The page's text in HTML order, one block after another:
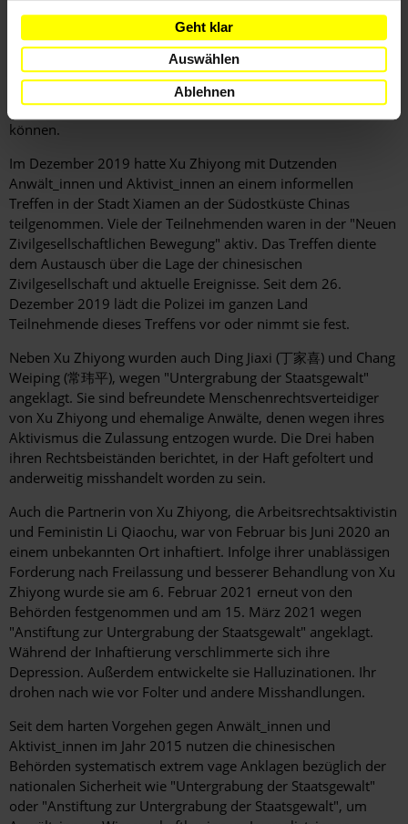
Geht klar
Auswählen
Ablehnen
während der "Überwachung an einem dafür bestimmten Ort"
behandelt wurde. Er sei über eine Woche lang mehr als zehn
Stunden am Tag an einen Eisenstuhl gefesselt gewesen, wobei
seine Gliedmaßen fixiert wurden. Während er gefesselt war,
sei er sehr erschöpft gewesen und habe nur schwer atmen
können.
Im Dezember 2019 hatte Xu Zhiyong mit Dutzenden
Anwält_innen und Aktivist_innen an einem informellen
Treffen in der Stadt Xiamen an der Südostküste Chinas
teilgenommen. Viele der Teilnehmenden waren in der "Neuen
Zivilgesellschaftlichen Bewegung" aktiv. Das Treffen diente
dem Austausch über die Lage der chinesischen
Zivilgesellschaft und aktuelle Ereignisse. Seit dem 26.
Dezember 2019 lädt die Polizei im ganzen Land
Teilnehmende dieses Treffens vor oder nimmt sie fest.
Neben Xu Zhiyong wurden auch Ding Jiaxi (丁家喜) und Chang
Weiping (常玮平), wegen "Untergrabung der Staatsgewalt"
angeklagt. Sie sind befreundete Menschenrechtsverteidiger
von Xu Zhiyong und ehemalige Anwälte, denen wegen ihres
Aktivismus die Zulassung entzogen wurde. Die Drei haben
ihren Rechtsbeiständen berichtet, in der Haft gefoltert und
anderweitig misshandelt worden zu sein.
Auch die Partnerin von Xu Zhiyong, die Arbeitsrechtsaktivistin
und Feministin Li Qiaochu, war von Februar bis Juni 2020 an
einem unbekannten Ort inhaftiert. Infolge ihrer unablässigen
Forderung nach Freilassung und besserer Behandlung von Xu
Zhiyong wurde sie am 6. Februar 2021 erneut von den
Behörden festgenommen und am 15. März 2021 wegen
"Anstiftung zur Untergrabung der Staatsgewalt" angeklagt.
Während der Inhaftierung verschlimmerte sich ihre
Depression. Außerdem entwickelte sie Halluzinationen. Ihr
drohen nach wie vor Folter und andere Misshandlungen.
Seit dem harten Vorgehen gegen Anwält_innen und
Aktivist_innen im Jahr 2015 nutzen die chinesischen
Behörden systematisch extrem vage Anklagen bezüglich der
nationalen Sicherheit wie "Untergrabung der Staatsgewalt"
oder "Anstiftung zur Untergrabung der Staatsgewalt", um